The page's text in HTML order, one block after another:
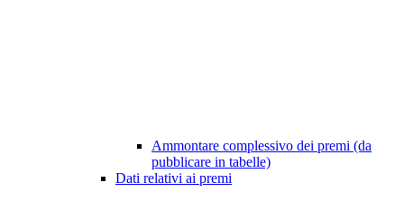
Ammontare complessivo dei premi (da
pubblicare in tabelle)
Dati relativi ai premi